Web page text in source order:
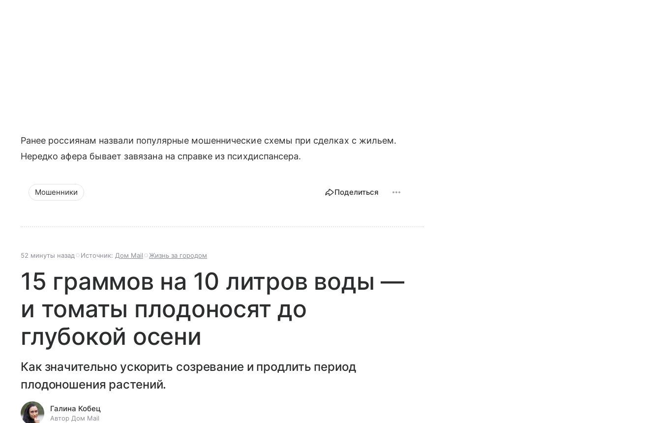
Ранее россиянам назвали популярные мошеннические схемы при сделках с жильем.
Нередко афера бывает завязана на справке из психдиспансера.
Мошенники Поделиться
52 минуты назад Источник: Дом Mail Жизнь за городом
15 граммов на 10 литров воды —
и томаты плодоносят до
глубокой осени
Как значительно ускорить созревание и продлить период
плодоношения растений.
Галина Кобец
Автор Дом Mail